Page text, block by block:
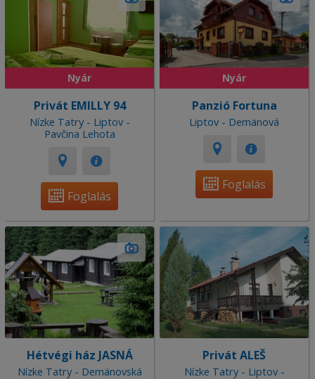
Nyár
Privát EMILLY 94
Nízke Tatry - Liptov -
Pavčina Lehota
Foglalás
Nyár
Panzió Fortuna
Liptov - Demänová
Foglalás
Hétvégi ház JASNÁ
Nízke Tatry - Demänovská
Privát ALEŠ
Nízke Tatry - Liptov -